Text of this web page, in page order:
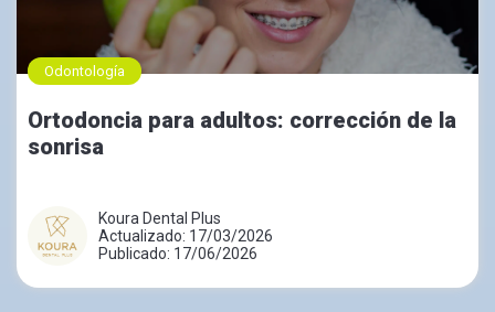
Odontología
Ortodoncia para adultos: corrección de la
sonrisa
Koura Dental Plus
Actualizado: 17/03/2026
Publicado: 17/06/2026